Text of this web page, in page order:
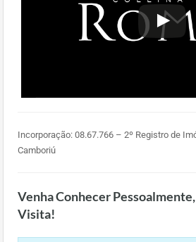
Incorporação: 08.67.766 – 2º Registro de
Camboriú
Venha Conhecer
Visita!